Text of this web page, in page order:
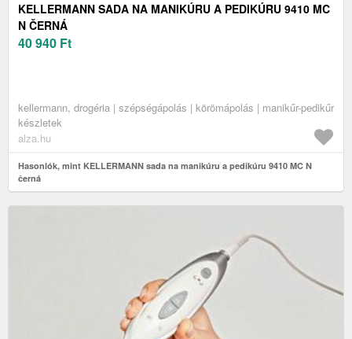
KELLERMANN SADA NA MANIKÚRU A PEDIKÚRU 9410 MC
N ČERNÁ
40 940 Ft
kellermann, drogéria | szépségápolás | körömápolás | manikűr-pedikűr
készletek
alza.hu
Hasonlók, mint KELLERMANN sada na manikúru a pedikúru 9410 MC N
černá